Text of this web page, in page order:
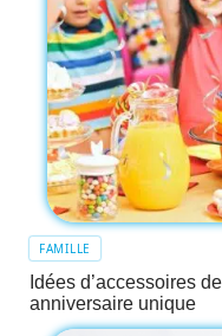
FAMILLE
Idées d’accessoires
anniversaire unique